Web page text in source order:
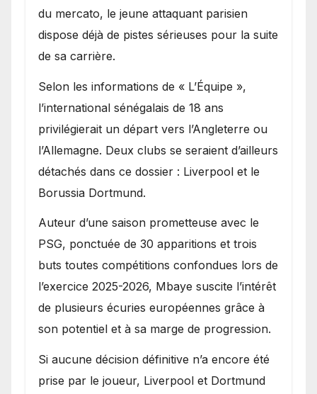
du mercato, le jeune attaquant parisien
dispose déjà de pistes sérieuses pour la suite
de sa carrière.
Selon les informations de « L’Équipe »,
l’international sénégalais de 18 ans
privilégierait un départ vers l’Angleterre ou
l’Allemagne. Deux clubs se seraient d’ailleurs
détachés dans ce dossier : Liverpool et le
Borussia Dortmund.
Auteur d’une saison prometteuse avec le
PSG, ponctuée de 30 apparitions et trois
buts toutes compétitions confondues lors de
l’exercice 2025-2026, Mbaye suscite l’intérêt
de plusieurs écuries européennes grâce à
son potentiel et à sa marge de progression.
Si aucune décision définitive n’a encore été
prise par le joueur, Liverpool et Dortmund